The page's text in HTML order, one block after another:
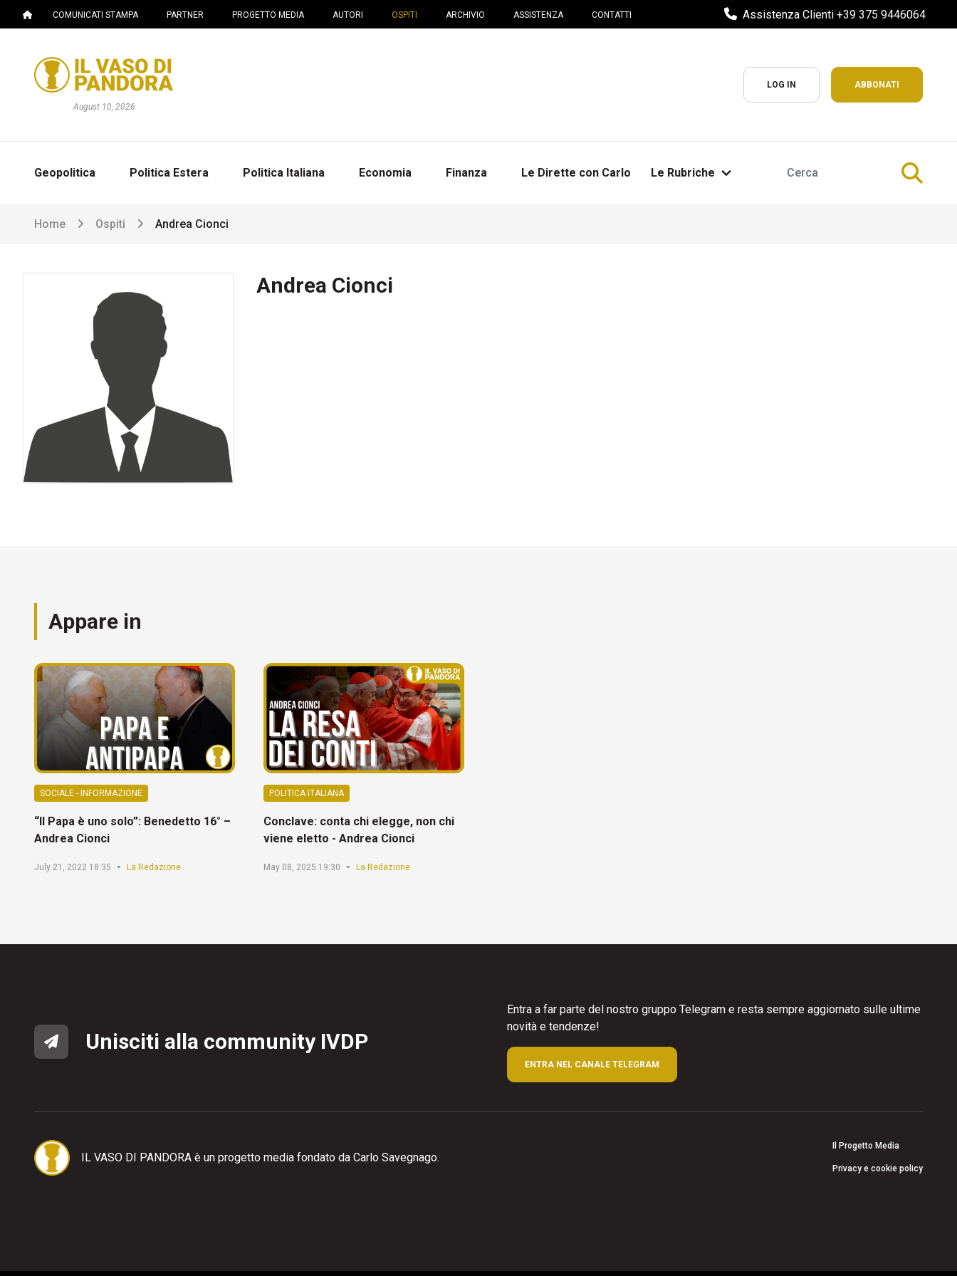
COMUNICATI STAMPA PARTNER PROGETTO MEDIA AUTORI OSPITI ARCHIVIO ASSISTENZA CONTATTI Assistenza Clienti +39 375 9446064
August 10, 2026
LOG IN ABBONATI
Geopolitica Politica Estera Politica Italiana Economia Finanza Le Dirette con Carlo Le Rubriche
Home Ospiti Andrea Cionci
Andrea Cionci
Appare in
SOCIALE - INFORMAZIONE
“Il Papa è uno solo”: Benedetto 16° –
Andrea Cionci
July 21, 2022 18:35 - La Redazione
POLITICA ITALIANA
Conclave: conta chi elegge, non chi
viene eletto - Andrea Cionci
May 08, 2025 19:30 - La Redazione
Unisciti alla community IVDP
Entra a far parte del nostro gruppo Telegram e resta sempre aggiornato sulle ultime
novità e tendenze!
ENTRA NEL CANALE TELEGRAM
IL VASO DI PANDORA è un progetto media fondato da Carlo Savegnago.
Il Progetto Media
Privacy e cookie policy